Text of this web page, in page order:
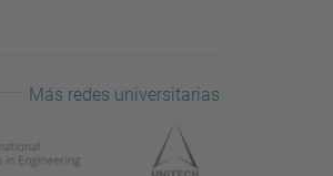
Más redes universitarias